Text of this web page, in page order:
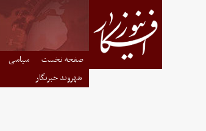
صفحه نخست سیاسی
شهروند خبرنگار